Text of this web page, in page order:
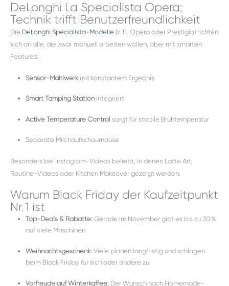
DeLonghi La Specialista Opera:
Technik trifft Benutzerfreundlichkeit
Die DeLonghi Specialista-Modelle (z. B. Opera oder Prestigio) richten
sich an alle, die zwar manuell arbeiten wollen, aber mit smarten
Features:
Sensor-Mahlwerkmit konstantem Ergebnis
Smart Tamping Stationintegriert
Active Temperature Control sorgt für stabile Brühtemperatur
Separate Milchaufschäumdüse
Besonders bei Instagram-Videos beliebt, in denen Latte Art,
Routine-Videos oder Kitchen Makeover gezeigt werden.
Warum Black Friday der Kaufzeitpunkt
Nr. 1 ist
Top-Deals & Rabatte:Gerade im November gibt es bis zu 30 %
auf viele Maschinen
Weihnachtsgeschenk:Viele planen langfristig und schlagen
beim Black Friday für sich oder andere zu
Vorfreude auf Winterkaffee:Der Wunsch nach Homemade-